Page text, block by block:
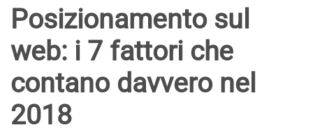
Posizionamento sul
web: i 7 fattori che
contano davvero nel
2018